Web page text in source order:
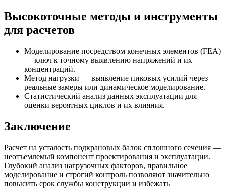
Высокоточные методы и инструменты
для расчетов
Моделирование посредством конечных элементов (FEA)
— ключ к точному выявлению напряжений и их
концентраций.
Метод нагрузки — выявление пиковых усилий через
реальные замеры или динамическое моделирование.
Статистический анализ данных эксплуатации для
оценки вероятных циклов и их влияния.
Заключение
Расчет на усталость подкрановых балок сплошного сечения —
неотъемлемый компонент проектирования и эксплуатации.
Глубокий анализ нагрузочных факторов, правильное
моделирование и строгий контроль позволяют значительно
повысить срок службы конструкции и избежать